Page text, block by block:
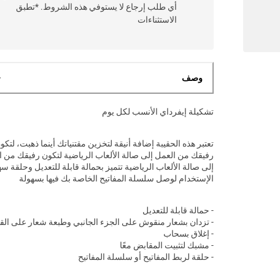
أي طلب إرجاع لا يستوفي هذه الشروط. *تطبق
الاستثناءات
وصف
تشكيلة إيفرداي الأنسب لكل يوم
تعتبر هذه الحقيبة إضافة أنيقة لتخزين مقتنياتك أينما ذهبت،
رفيقك من العمل إلى صالة الألعاب الرياضية لتكون رفيقك من
إلى صالة الألعاب الرياضية تتميز بحمالة قابلة للتعديل وحلقة
الإستخدام لوصل سلسلة المفاتيح الخاصة بك فيها بسهولة
- حمالة قابلة للتعديل
- تزدان بشعار منقوش على الجزء الجانبي وطبعة شعار على
- إغلاق بسحاب
- مشبك لتثبيت المقابض معًا
- حلقة لربط المفاتيح أو سلسلة المفاتيح